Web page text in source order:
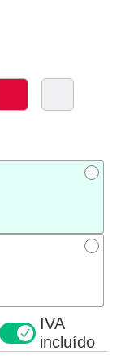
IVA
incluído